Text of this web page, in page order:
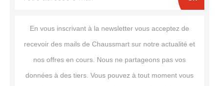
En vous inscrivant à la newsletter vous acceptez de
recevoir des mails de Chaussmart sur notre actualité et
nos offres en cours. Nous ne partageons pas vos
données à des tiers. Vous pouvez à tout moment vous